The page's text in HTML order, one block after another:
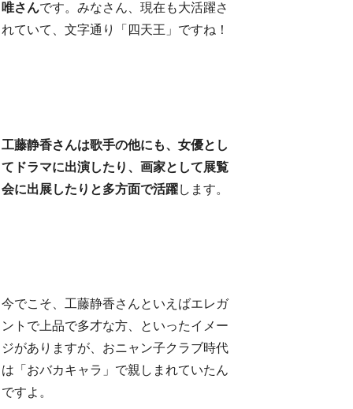
唯さんです。みなさん、現在も大活躍さ
れていて、文字通り「四天王」ですね！
工藤静香さんは歌手の他にも、女優とし
てドラマに出演したり、画家として展覧
会に出展したりと多方面で活躍します。
今でこそ、工藤静香さんといえばエレガ
ントで上品で多才な方、といったイメー
ジがありますが、おニャン子クラブ時代
は「おバカキャラ」で親しまれていたん
ですよ。